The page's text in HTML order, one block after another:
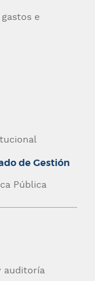
e
de Gestión
Pública
auditoría